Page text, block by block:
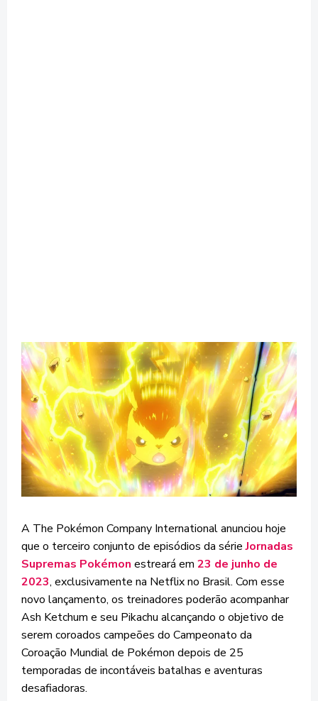
A The Pokémon Company International anunciou hoje
que o terceiro conjunto de episódios da sérieJornadas
Supremas Pokémon estreará em 23 de junho de
2023, exclusivamente na Netflix no Brasil. Com esse
novo lançamento, os treinadores poderão acompanhar
Ash Ketchum e seu Pikachu alcançando o objetivo de
serem coroados campeões do Campeonato da
Coroação Mundial de Pokémon depois de 25
temporadas de incontáveis batalhas e aventuras
desafiadoras.